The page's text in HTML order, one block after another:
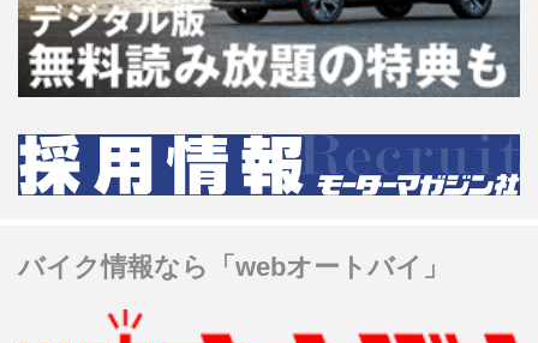
バイク情報なら「webオートバイ」